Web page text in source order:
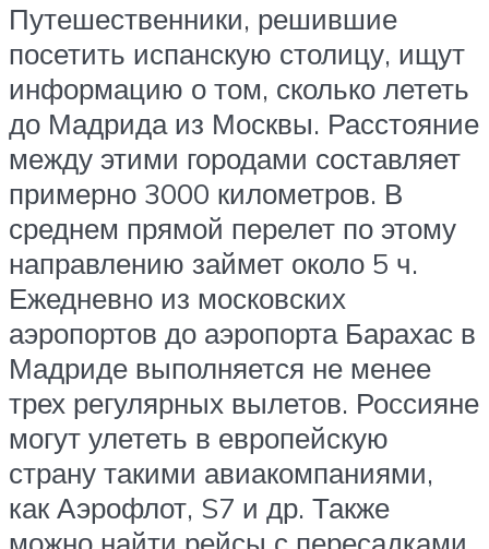
Путешественники, решившие
посетить испанскую столицу, ищут
информацию о том, сколько лететь
до Мадрида из Москвы. Расстояние
между этими городами составляет
примерно 3000 километров. В
среднем прямой перелет по этому
направлению займет около 5 ч.
Ежедневно из московских
аэропортов до аэропорта Барахас в
Мадриде выполняется не менее
трех регулярных вылетов. Россияне
могут улететь в европейскую
страну такими авиакомпаниями,
как Аэрофлот, S7 и др. Также